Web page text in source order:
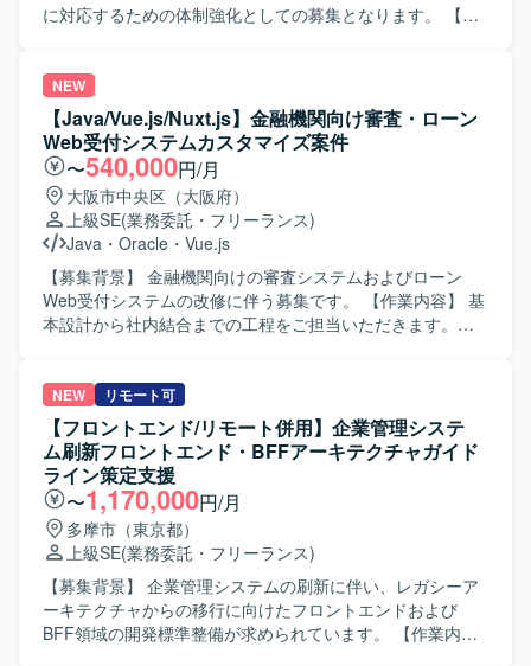
Webサービス開発に適したモダンな環境が整備されていま
る人物像】 曖昧な課題を自ら整理し、たたき台を作って前
捉えられる方を歓迎いたします。顧客およびチーム双方と
丁寧に連携し、多数の関係者を尊重しながら進められる方
を想定しております。ドメイン知識や業務ロジックを素早
くキャッチアップし、設計に落とし込める方、品質課題や
ボトルネックを自発的に発見し、解決までの道筋を示せる
方にご活躍いただけます。 【ポジションの魅力】 経理向け
SaaSの追加機能および新規システム開発において、設計フ
ェーズからテストまで一貫して関わることができるポジシ
ョンです。多数のステークホルダーと連携しながら、設計
品質の担保とプロジェクト推進を主導する経験を積むこと
ができます。Ruby on RailsやAWS、生成AIを活用した開
エンドはGo、Ruby on Rails、Unicorn、Nginx、
PostgreSQL、Redis、Docker、Elasticsearchなどを利用し
ております。フロントエンドはTypeScript、React、
Redux、styled-components、Storybook、Webpackなどを
利用しております。インフラはAWS（EC2、RDS、
ElastiCache、S3、ElasticsearchService、Lambda、
ElasticBeanstalkなど）、Ansible、Datadog、CircleCI、
Engine Yardなどを利用しております。その他、GitHub、
Slack、JIRA、Notionなどのツールを利用しております。
に対応するための体制強化としての募集となります。 【作
す。類似システムを参考にした詳細設計・機能設計、詳細
設計書の作成、ローコード／ノーコードによる開発、単体
テスト仕様書作成、単体テスト実施をご担当いただきま
す。案件状況に応じて基本設計やシステムテスト支援を行
っていただく場合もあります。 【求める人物像】 顧客との
打合せに支障のないコミュニケーション能力を有し、ビジ
ネスマナーや身だしなみがしっかりしている方を求めてい
ます。主体的に設計・開発業務へ取り組める方を歓迎いた
します。 【ポジションの魅力】 ESGソリューション領域に
おけるEnterprise向けレポーティングプラットフォームの導
入・開発に携わることができ、ローコード／ノーコード開
験できるため、設計力と品質向上のスキルをバランスよく
身に付けることができます。 【開発環境】 開発形態はロー
コード／ノーコードとなります。OSはWindowsおよび
Linux、データベースはSnowflakeを利用いたします。レポ
ーティングシステムとしてWorkivaまたは類似製品を使用い
たします。
NEW
【Java/Vue.js/Nuxt.js】金融機関向け審査・ローン
Web受付システムカスタマイズ案件
〜540,000円/月
大阪市中央区（大阪府）
上級SE(業務委託・フリーランス)
Java ・ Oracle ・ Vue.js
【募集背景】 金融機関向けの審査システムおよびローン
Web受付システムの改修に伴う募集です。 【作業内容】 基
本設計から社内結合までの工程をご担当いただきます。審
ション開発に強く、プログラム寄りの業務に意欲的に取り
組める方を求めています。 【ポジションの魅力】 金融機関
向けシステムの改修を通じて、基本設計から結合工程まで
一貫して経験できます。 【開発環境】 Java、JavaScript、
JavaEE、Nuxt.js、Vue.js、Oracle、PostgreSQL、Windows
を使用します。
NEW リモート可
【フロントエンド/リモート併用】企業管理システ
ム刷新フロントエンド・BFFアーキテクチャガイド
ライン策定支援
〜1,170,000円/月
多摩市（東京都）
上級SE(業務委託・フリーランス)
【募集背景】 企業管理システムの刷新に伴い、レガシーア
ーキテクチャからの移行に向けたフロントエンドおよび
BFF領域の開発標準整備が求められています。 【作業内